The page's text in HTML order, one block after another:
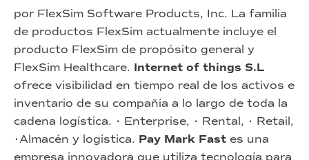
por FlexSim Software Products, Inc. La familia
de productos FlexSim actualmente incluye el
producto FlexSim de propósito general y
FlexSim Healthcare. Internet of things S.L
ofrece visibilidad en tiempo real de los activos e
inventario de su compañía a lo largo de toda la
cadena logística. • Enterprise, • Rental, • Retail,
•Almacén y logística. Pay Mark Fast es una
empresa innovadora que utiliza tecnología para